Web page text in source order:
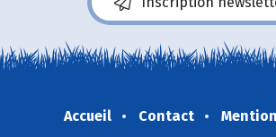
Accueil Contact